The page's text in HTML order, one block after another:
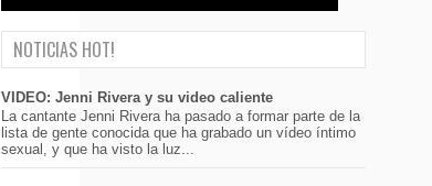
NOTICIAS HOT!
VIDEO: Jenni Rivera y su video caliente
La cantante Jenni Rivera ha pasado a formar parte de la
lista de gente conocida que ha grabado un vídeo íntimo
sexual, y que ha visto la luz...